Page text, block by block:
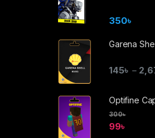
350৳
Garena
145৳ –
Optifine
99৳
300৳